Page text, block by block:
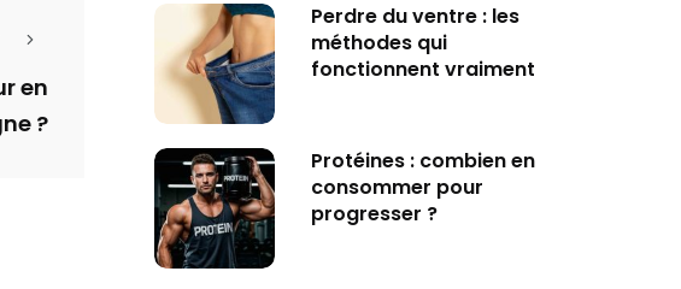
en
?
Perdre du ventre : les
méthodes qui
fonctionnent vraiment
Protéines : combien en
consommer pour
progresser ?